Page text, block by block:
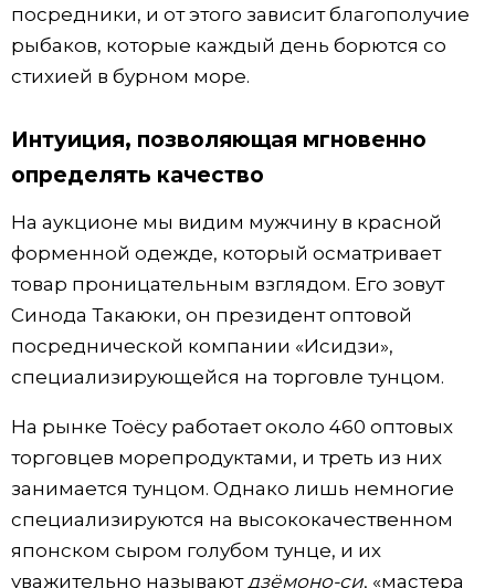
посредники, и от этого зависит благополучие
рыбаков, которые каждый день борются со
стихией в бурном море.
Интуиция, позволяющая мгновенно
определять качество
На аукционе мы видим мужчину в красной
форменной одежде, который осматривает
товар проницательным взглядом. Его зовут
Синода Такаюки, он президент оптовой
посреднической компании «Исидзи»,
специализирующейся на торговле тунцом.
На рынке Тоёсу работает около 460 оптовых
торговцев морепродуктами, и треть из них
занимается тунцом. Однако лишь немногие
специализируются на высококачественном
японском сыром голубом тунце, и их
уважительно называют дзёмоно-си, «мастера